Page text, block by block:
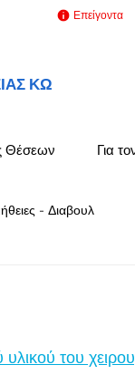
ΚΩ
Επείγοντα
Θέσεων Για
- Διαβουλ
του